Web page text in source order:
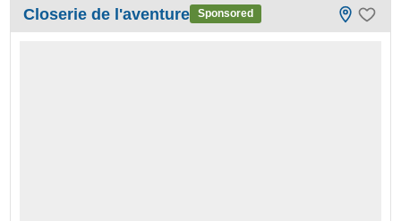
Closerie de l'aventure Sponsored